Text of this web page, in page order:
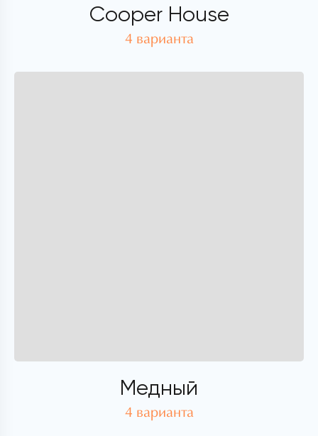
Cooper House
4 варианта
Медный
4 варианта